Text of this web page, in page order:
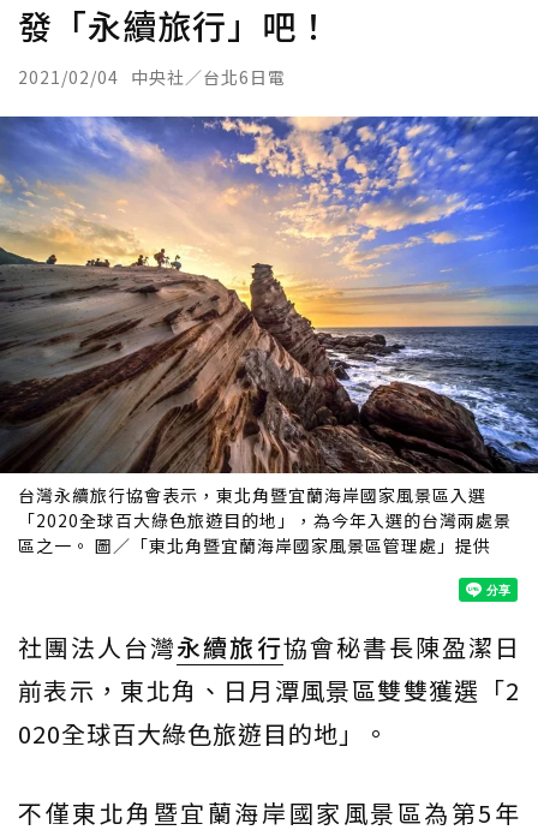
發「永續旅行」吧！
2021/02/04 中央社／台北6日電
台灣永續旅行協會表示，東北角暨宜蘭海岸國家風景區入選
「2020全球百大綠色旅遊目的地」，為今年入選的台灣兩處景
區之一。 圖／「東北角暨宜蘭海岸國家風景區管理處」提供
社團法人台灣永續旅行協會秘書長陳盈潔日
前表示，東北角、日月潭風景區雙雙獲選「2
020全球百大綠色旅遊目的地」。
不僅東北角暨宜蘭海岸國家風景區為第5年